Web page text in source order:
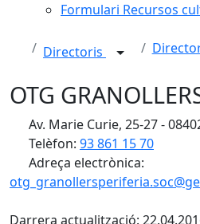
Formulari Recursos
Directoris
OTG
Av. Marie Curie, 25-27 -
Telèfon: 93 861 15 70
Adreça electrònica:
Darrera actualització: